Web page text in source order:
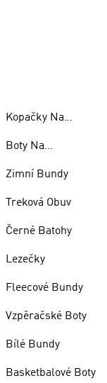
Kopačky Na
Boty Na
Zimní Bundy
Treková Obuv
Černé Batohy
Lezečky
Fleecové Bundy
Vzpěračské Boty
Bílé Bundy
Basketbalové Boty